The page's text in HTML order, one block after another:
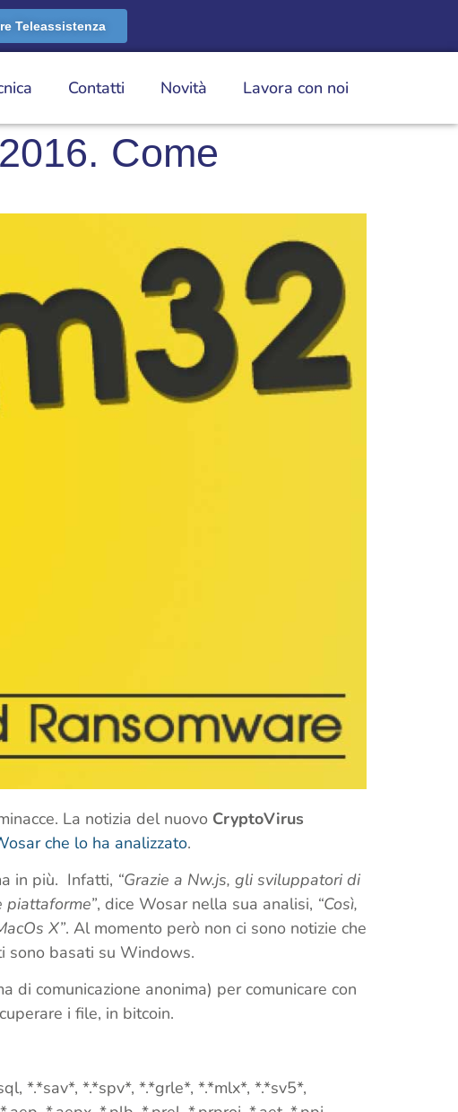
Teleassistenza
Contatti Novità Lavora con noi
Come
La notizia del nuovo CryptoVirus
che lo ha analizzato.
in più. Infatti, “Grazie a Nw.js, gli sviluppatori di
piattaforme”, dice Wosar nella sua analisi, “Così,
X”. Al momento però non ci sono notizie che
sono basati su Windows.
comunicazione anonima) per comunicare con
i file, in bitcoin.
*.*sav*, *.*spv*, *.*grle*, *.*mlx*, *.*sv5*,